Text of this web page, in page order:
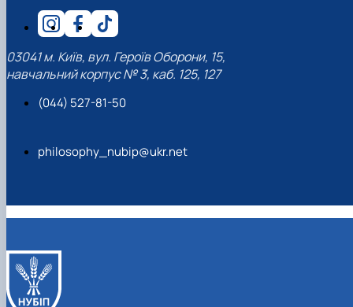
03041 м. Київ, вул. Героїв Оборони, 15,
навчальний корпус № 3, каб. 125, 127
(044) 527-81-50
philosophy_nubip@ukr.net